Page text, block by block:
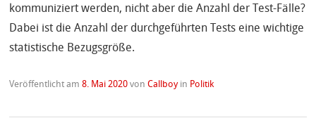
kommuniziert werden, nicht aber die Anzahl der Test-Fälle?
Dabei ist die Anzahl der durchgeführten Tests eine wichtige
statistische Bezugsgröße.
Veröffentlicht am8. Mai 2020 vonCallboy in Politik